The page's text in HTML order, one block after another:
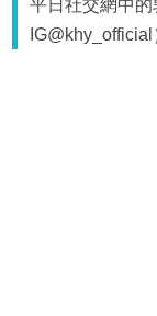
平日社交網中的
IG@khy_official